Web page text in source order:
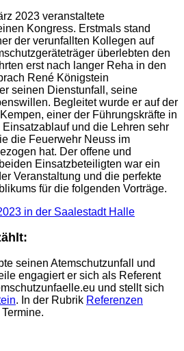
2023 veranstaltete
Kongress. Erstmals stand
der verunfallten Kollegen auf
überlebten den
erst nach langer Reha in den
René Königstein
seinen Dienstunfall, seine
Begleitet wurde er auf der
einer der Führungskräfte in
und die Lehren sehr
die Feuerwehr Neuss im
hat. Der offene und
Einsatzbeteiligten war ein
Veranstaltung und die perfekte
für die folgenden Vorträge.
in der Saalestadt Halle
seinen Atemschutzunfall und
engagiert er sich als Referent
und stellt sich
. In der Rubrik Referenzen